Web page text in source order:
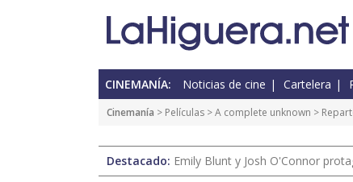
CINEMANÍA: Noticias de cine Cartelera
Cinemanía > Películas >A complete unknown >
Destacado: Emily Blunt y Josh O'Connor